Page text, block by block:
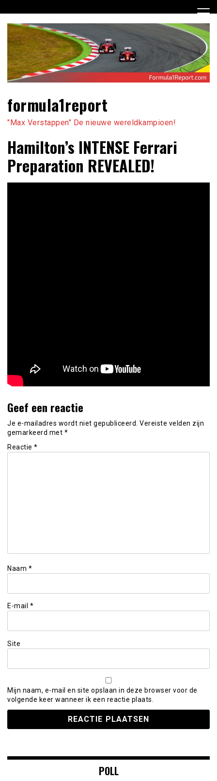
naar
inhoud
formula1report
"Max Verstappen" De nieuwe wereldkampioen!
Hamilton’s INTENSE Ferrari
Preparation REVEALED!
Geef een reactie
Je e-mailadres wordt niet gepubliceerd. Vereiste velden zijn
gemarkeerd met *
Reactie *
Naam *
E-mail *
Site
Mijn naam, e-mail en site opslaan in deze browser voor de
volgende keer wanneer ik een reactie plaats.
POLL